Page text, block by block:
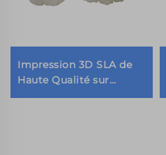
Impression 3D SLA de
Haute Qualité sur
Mesure Résine Moulage